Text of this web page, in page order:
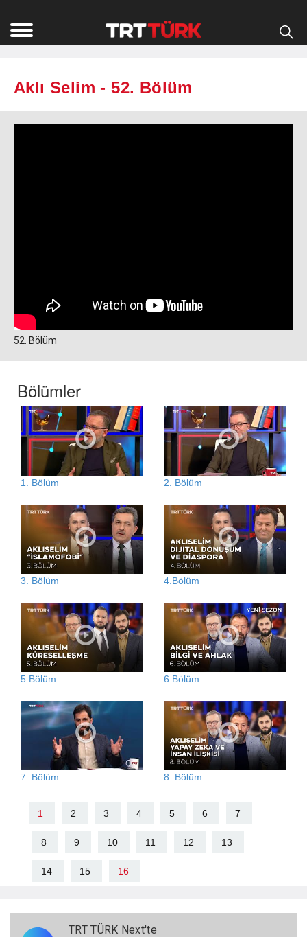
Aklı Selim - 52. Bölüm
52. Bölüm
Bölümler
1. Bölüm 2. Bölüm
3. Bölüm 4.Bölüm
5.Bölüm 6.Bölüm
7. Bölüm 8. Bölüm
1 2 3 4 5 6 7
8 9 10 11 12 13
14 15 16
TRT TÜRK Next'te